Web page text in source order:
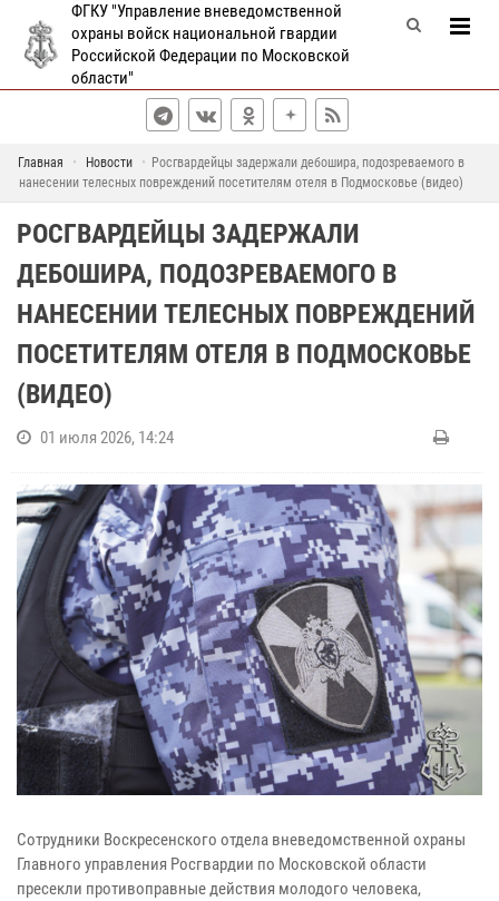
ФГКУ "Управление вневедомственной
охраны войск национальной гвардии
Российской Федерации по Московской
области"
Главная Новости
Росгвардейцы задержали дебошира, подозреваемого в
нанесении телесных повреждений посетителям отеля в Подмосковье (видео)
РОСГВАРДЕЙЦЫ ЗАДЕРЖАЛИ
ДЕБОШИРА, ПОДОЗРЕВАЕМОГО В
НАНЕСЕНИИ ТЕЛЕСНЫХ ПОВРЕЖДЕНИЙ
ПОСЕТИТЕЛЯМ ОТЕЛЯ В ПОДМОСКОВЬЕ
(ВИДЕО)
01 июля 2026, 14:24
Сотрудники Воскресенского отдела вневедомственной охраны
Главного управления Росгвардии по Московской области
пресекли противоправные действия молодого человека,